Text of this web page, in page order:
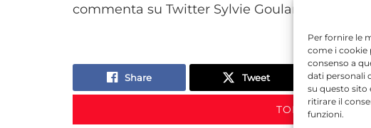
Per fornire le
come i cookie
consenso a
dati personali
su questo sito
ritirare il
funzioni.
commenta su Twitter Sylvie Goulard.
Share Tweet
TORNA IN